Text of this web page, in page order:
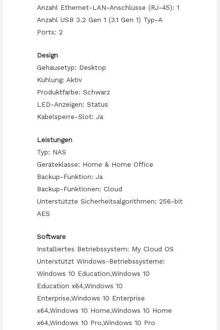
Anzahl Ethernet-LAN-Anschlüsse (RJ-45): 1
Anzahl USB 3.2 Gen 1 (3.1 Gen 1) Typ-A
Ports: 2
Design
Gehäusetyp: Desktop
Kühlung: Aktiv
Produktfarbe: Schwarz
LED-Anzeigen: Status
Kabelsperre-Slot: Ja
Leistungen
Typ: NAS
Geräteklasse: Home & Home Office
Backup-Funktion: Ja
Backup-Funktionen: Cloud
Unterstützte Sicherheitsalgorithmen: 256-bit
AES
Software
Installiertes Betriebssystem: My Cloud OS
Unterstützt Windows-Betriebssysteme:
Windows 10 Education,Windows 10
Education x64,Windows 10
Enterprise,Windows 10 Enterprise
x64,Windows 10 Home,Windows 10 Home
x64,Windows 10 Pro,Windows 10 Pro